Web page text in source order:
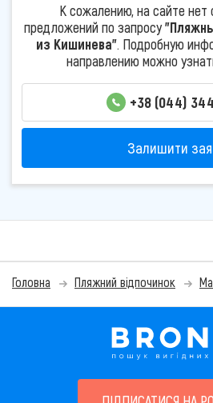
К сожалению, на сайте нет
предложений по запросу
из Кишинева". Подробную
направлению можно
+38 (044)
Залишити
Головна Пляжний відпочинок